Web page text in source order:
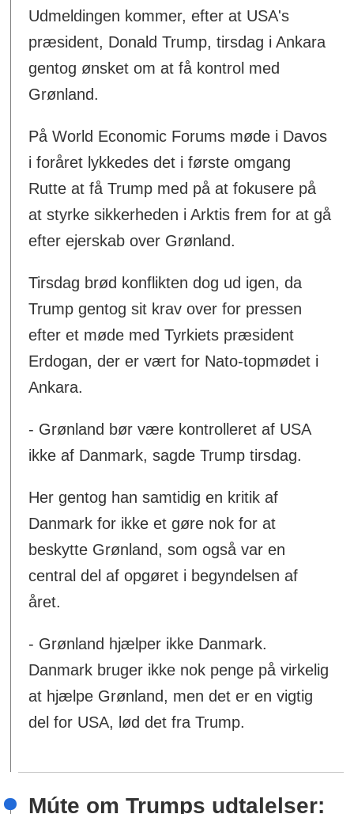
Udmeldingen kommer, efter at USA's
præsident, Donald Trump, tirsdag i Ankara
gentog ønsket om at få kontrol med
Grønland.
På World Economic Forums møde i Davos
i foråret lykkedes det i første omgang
Rutte at få Trump med på at fokusere på
at styrke sikkerheden i Arktis frem for at gå
efter ejerskab over Grønland.
Tirsdag brød konflikten dog ud igen, da
Trump gentog sit krav over for pressen
efter et møde med Tyrkiets præsident
Erdogan, der er vært for Nato-topmødet i
Ankara.
- Grønland bør være kontrolleret af USA
ikke af Danmark, sagde Trump tirsdag.
Her gentog han samtidig en kritik af
Danmark for ikke et gøre nok for at
beskytte Grønland, som også var en
central del af opgøret i begyndelsen af
året.
- Grønland hjælper ikke Danmark.
Danmark bruger ikke nok penge på virkelig
at hjælpe Grønland, men det er en vigtig
del for USA, lød det fra Trump.
Múte om Trumps udtalelser: